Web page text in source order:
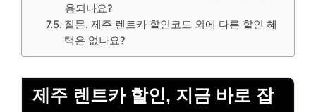
용되나요?
질문. 제주 렌트카 할인코드 외에 다른 할인 혜
택은 없나요?
제주 렌트카 할인, 지금 바로 잡